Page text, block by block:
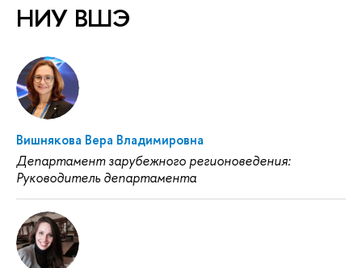
НИУ ВШЭ
Вишнякова Вера Владимировна
Департамент зарубежного регионоведения:
Руководитель департамента